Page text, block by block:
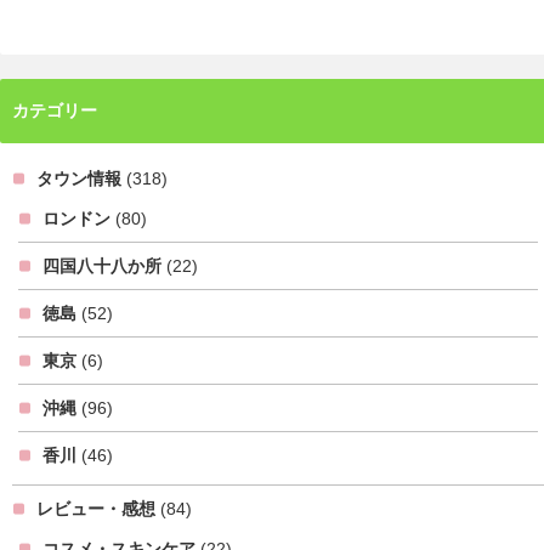
カテゴリー
タウン情報 (318)
ロンドン (80)
四国八十八か所 (22)
徳島 (52)
東京 (6)
沖縄 (96)
香川 (46)
レビュー・感想 (84)